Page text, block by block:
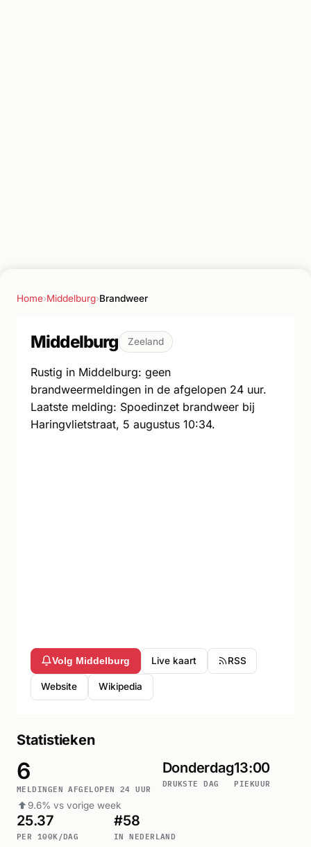
Home›Middelburg›Brandweer
Middelburg Zeeland
Rustig in Middelburg: geen
brandweermeldingen in de afgelopen 24 uur.
Laatste melding: Spoedinzet brandweer bij
Haringvlietstraat, 5 augustus 10:34.
Volg Middelburg Live kaart RSS
Website Wikipedia
Statistieken
6
MELDINGEN AFGELOPEN 24 UUR
9.6% vs vorige week
Donderdag
DRUKSTE DAG
13:00
PIEKUUR
25.37
PER 100K/DAG
#58
IN NEDERLAND